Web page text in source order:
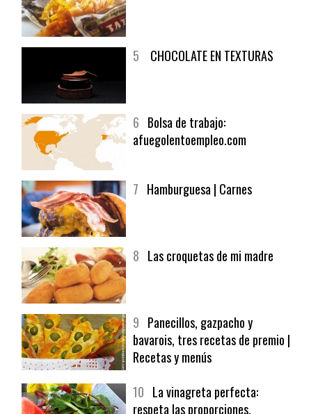
afuegolentoempleo.com
bavarois, tres recetas de premio |